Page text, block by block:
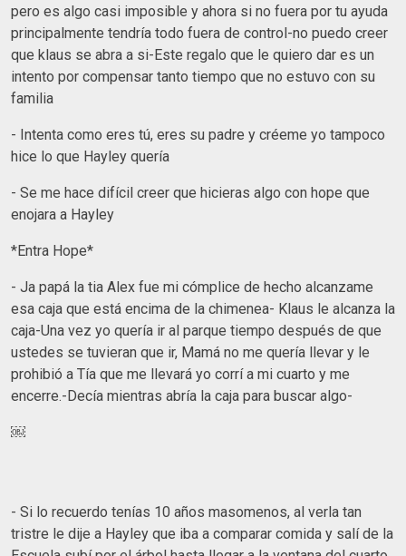
pero es algo casi imposible y ahora si no fuera por tu ayuda
principalmente tendría todo fuera de control-no puedo creer
que klaus se abra a si-Este regalo que le quiero dar es un
intento por compensar tanto tiempo que no estuvo con su
familia
- Intenta como eres tú, eres su padre y créeme yo tampoco
hice lo que Hayley quería
- Se me hace difícil creer que hicieras algo con hope que
enojara a Hayley
*Entra Hope*
- Ja papá la tia Alex fue mi cómplice de hecho alcanzame
esa caja que está encima de la chimenea- Klaus le alcanza la
caja-Una vez yo quería ir al parque tiempo después de que
ustedes se tuvieran que ir, Mamá no me quería llevar y le
prohibió a Tía que me llevará yo corrí a mi cuarto y me
encerre.-Decía mientras abría la caja para buscar algo-
￼
- Si lo recuerdo tenías 10 años masomenos, al verla tan
tristre le dije a Hayley que iba a comparar comida y salí de la